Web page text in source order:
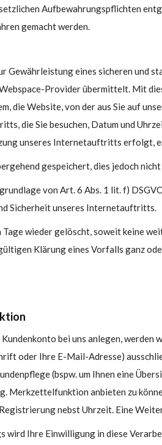
Aufbewahrungspflichten
gemacht werden.
Gewährleistung eines sicheren und
Provider übermittelt. Mit
die Website, von der aus Sie auf
die Sie besuchen, Datum und
unseres Internetauftritts erfolgt,
gespeichert, dies jedoch
von Art. 6 Abs. 1 lit. f)
Sicherheit unseres Internetauftritts.
wieder gelöscht, soweit keine
Klärung eines Vorfalls ganz
bei uns anlegen, werden
oder Ihre E-Mail-Adresse)
(bspw. um Ihnen eine
Merkzettelfunktion anbieten zu
nebst Uhrzeit. Eine
wird Ihre Einwilligung in diese